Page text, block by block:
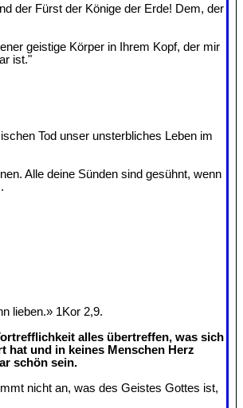
der Fürst der Könige der Erde! Dem, der
geistige Körper in Ihrem Kopf, der mir
ist."
Tod unser unsterbliches Leben im
Alle deine Sünden sind gesühnt, wenn
lieben.» 1Kor 2,9.
alles übertreffen, was sich
hat und in keines Menschen Herz
schön sein.
nicht an, was des Geistes Gottes ist,